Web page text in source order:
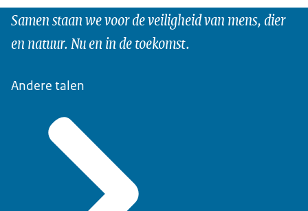
Samen staan we voor de veiligheid van mens, dier
en natuur. Nu en in de toekomst.
Andere talen